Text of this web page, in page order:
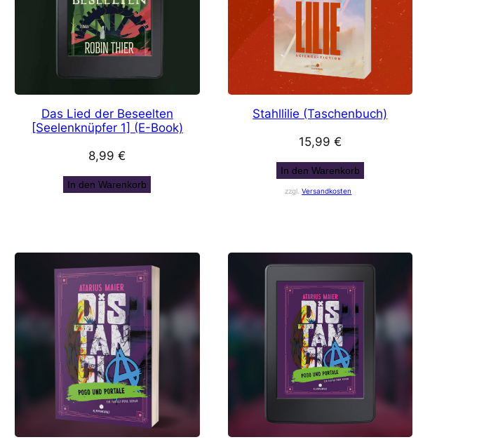
Das Lied der Beseelten
[Seelenknüpfer 1] (E-Book)
8,99€
In den Warenkorb
Stahllilie (Taschenbuch)
15,99 €
In den Warenkorb
zzgl.Versandkosten